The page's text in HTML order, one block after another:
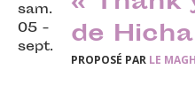
sam.
05 -
sept.
de
PROPOSÉ PAR LE